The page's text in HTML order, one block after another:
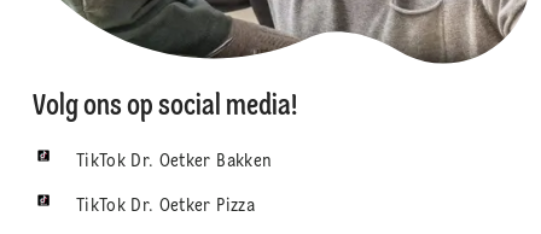
Volg ons op social media!
TikTok Dr. Oetker Bakken
TikTok Dr. Oetker Pizza